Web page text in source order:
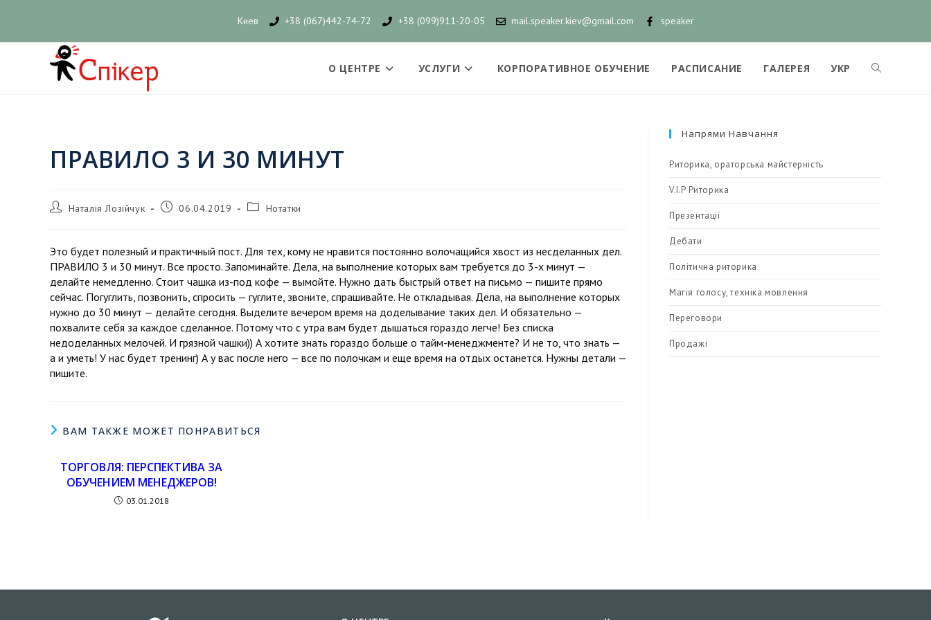
Киев +38 (067)442-74-72 +38 (099)911-20-05 mail.speaker.kiev@gmail.com speaker
О ЦЕНТРЕ УСЛУГИ КОРПОРАТИВНОЕ ОБУЧЕНИЕ РАСПИСАНИЕ ГАЛЕРЕЯ УКР
ПРАВИЛО 3 И 30 МИНУТ
Наталія Лозійчук 06.04.2019 Нотатки
Это будет полезный и практичный пост. Для тех, кому не нравится постоянно волочащийся хвост из несделанных дел.
ПРАВИЛО 3 и 30 минут. Все просто. Запоминайте. Дела, на выполнение которых вам требуется до 3-х минут —
делайте немедленно. Стоит чашка из-под кофе — вымойте. Нужно дать быстрый ответ на письмо — пишите прямо
сейчас. Погуглить, позвонить, спросить — гуглите, звоните, спрашивайте. Не откладывая. Дела, на выполнение которых
нужно до 30 минут — делайте сегодня. Выделите вечером время на доделывание таких дел. И обязательно —
похвалите себя за каждое сделанное. Потому что с утра вам будет дышаться гораздо легче! Без списка
недоделанных мелочей. И грязной чашки)) А хотите знать гораздо больше о тайм-менеджменте? И не то, что знать —
а и уметь! У нас будет тренинг) А у вас после него — все по полочкам и еще время на отдых останется. Нужны детали —
пишите.
ВАМ ТАКЖЕ МОЖЕТ ПОНРАВИТЬСЯ
ТОРГОВЛЯ: ПЕРСПЕКТИВА ЗА
ОБУЧЕНИЕМ МЕНЕДЖЕРОВ!
03.01.2018
Напрями Навчання
Риторика, ораторська майстерність
V.I.P Риторика
Презентації
Дебати
Політична риторика
Магія голосу, техніка мовлення
Переговори
Продажі